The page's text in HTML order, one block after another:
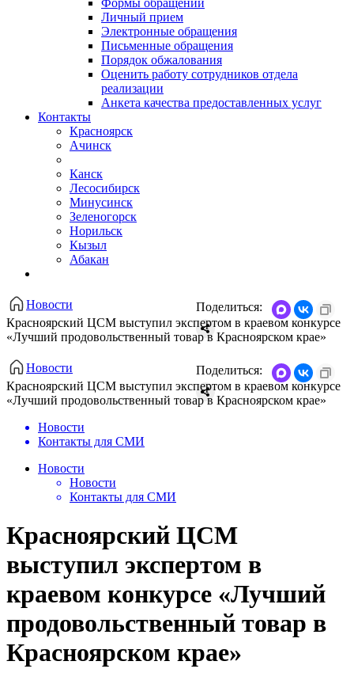
Формы обращений
Личный прием
Электронные обращения
Письменные обращения
Порядок обжалования
Оценить работу сотрудников отдела
реализации
Анкета качества предоставленных услуг
Контакты
Красноярск
Ачинск
Канск
Лесосибирск
Минусинск
Зеленогорск
Норильск
Кызыл
Абакан
Новости
Красноярский ЦСМ выступил экспертом в краевом конкурсе
«Лучший продовольственный товар в Красноярском крае»
Поделиться:
Новости
Красноярский ЦСМ выступил экспертом в краевом конкурсе
«Лучший продовольственный товар в Красноярском крае»
Поделиться:
Новости
Контакты для СМИ
Новости
Новости
Контакты для СМИ
Красноярский ЦСМ
выступил экспертом в
краевом конкурсе «Лучший
продовольственный товар в
Красноярском крае»